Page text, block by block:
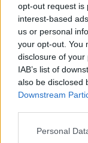
opt-out request is
interest-based
us or personal
your opt-out. You
disclosure of
IAB’s list of
also be disclosed
Downstream
Please note that
Personal